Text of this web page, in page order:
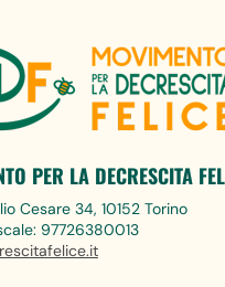
PER LA DECRESCITA
Cesare 34, 10152 Torino
97726380013